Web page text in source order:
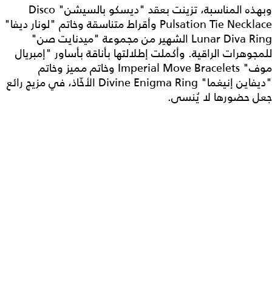
وبهذه المناسبة، تزينت بعقد "ديسكو بالسيشن" Disco
Pulsation Tie Necklace وأقراط متناسقة وخاتم "لونار ديفا"
Lunar Diva Ring الشهير من مجموعة "ميدنايت صن"
للمجوهرات الراقية. وأكملت إطلالتها بأناقة بأساور "إمبريال
موف" Imperial Move Bracelets وخاتم مميز وخاتم
"ديفاين إنيغما" Divine Enigma Ring الأخّاذ، في مزيج رائع
جعل حضورها لا يُنسى.